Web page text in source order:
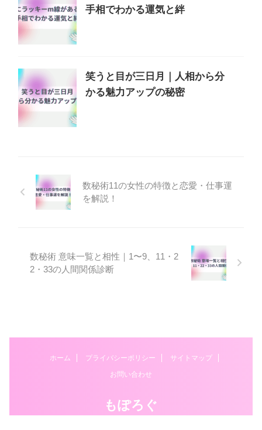
手相でわかる運気と絆
笑うと目が三日月｜人相から分
かる魅力アップの秘密
数秘術11の女性の特徴と恋愛・仕事運
を解説！
数秘術 意味一覧と相性｜1〜9、11・2
2・33の人間関係診断
ホーム プライバシーポリシー
サイトマップ
お問い合わせ
もぽろぐ